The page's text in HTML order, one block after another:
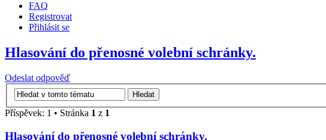
FAQ
Registrovat
Přihlásit se
Hlasování do přenosné volební schránky.
Odeslat odpověď
Příspěvek: 1 • Stránka 1 z 1
Hlasování do přenosné volební schránky.